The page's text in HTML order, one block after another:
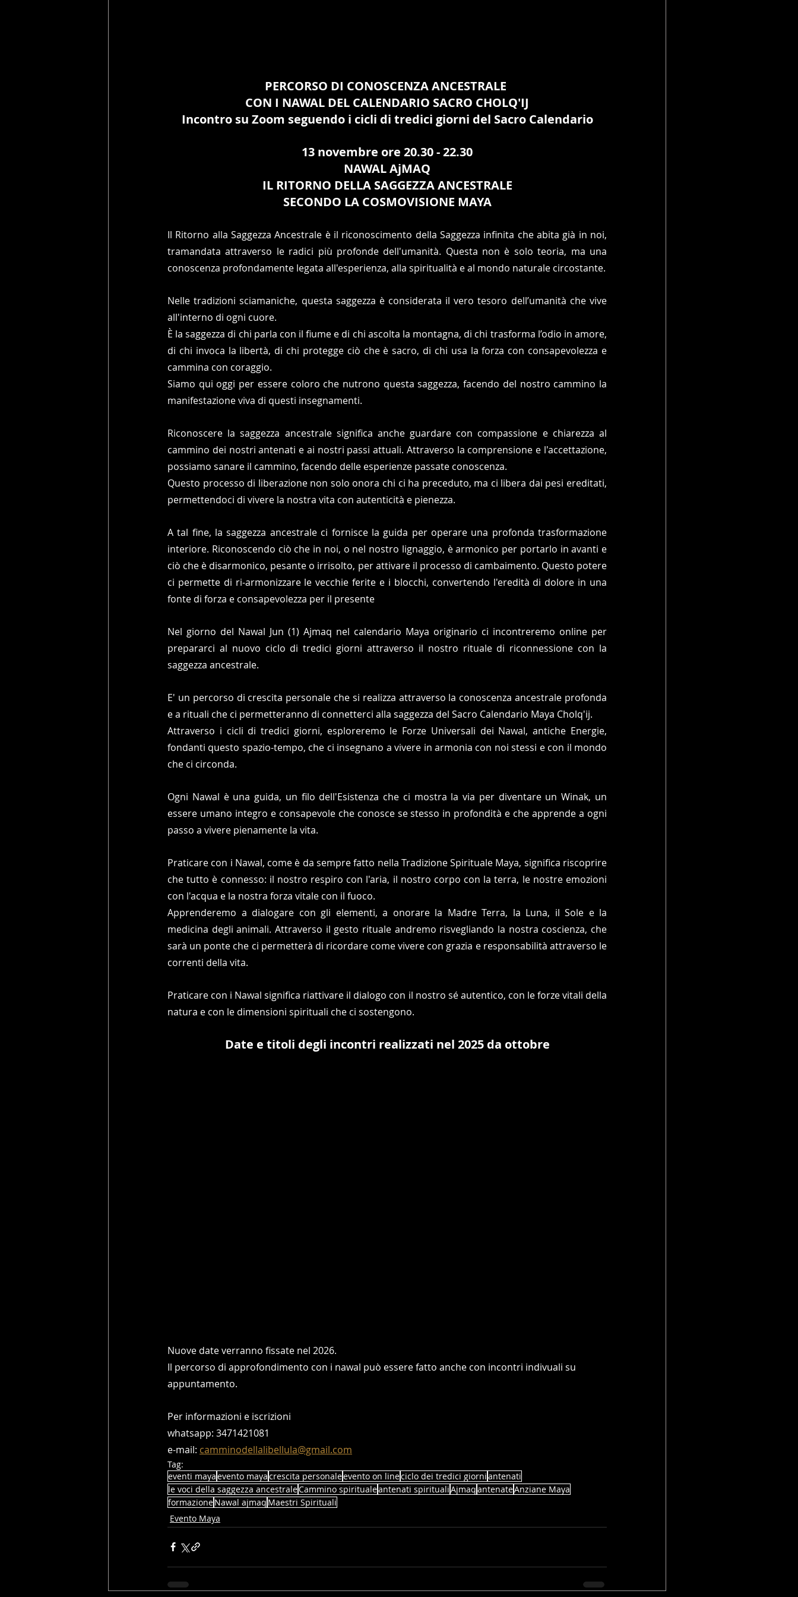
PERCORSO DI CONOSCENZA ANCESTRALE
CON I NAWAL DEL CALENDARIO SACRO CHOLQ'IJ
Incontro su Zoom seguendo i cicli di tredici giorni del Sacro Calendario
13 novembre ore 20.30 - 22.30
NAWAL AjMAQ
IL RITORNO DELLA SAGGEZZA ANCESTRALE
SECONDO LA COSMOVISIONE MAYA
Il Ritorno alla Saggezza Ancestrale è il riconoscimento della Saggezza infinita che abita già in noi,
tramandata attraverso le radici più profonde dell'umanità. Questa non è solo teoria, ma una
conoscenza profondamente legata all'esperienza, alla spiritualità e al mondo naturale circostante.
Nelle tradizioni sciamaniche, questa saggezza è considerata il vero tesoro dell’umanità che vive
all'interno di ogni cuore.
È la saggezza di chi parla con il fiume e di chi ascolta la montagna, di chi trasforma l’odio in amore,
di chi invoca la libertà, di chi protegge ciò che è sacro, di chi usa la forza con consapevolezza e
cammina con coraggio.
Siamo qui oggi per essere coloro che nutrono questa saggezza, facendo del nostro cammino la
manifestazione viva di questi insegnamenti.
Riconoscere la saggezza ancestrale significa anche guardare con compassione e chiarezza al
cammino dei nostri antenati e ai nostri passi attuali. Attraverso la comprensione e l'accettazione,
possiamo sanare il cammino, facendo delle esperienze passate conoscenza.
Questo processo di liberazione non solo onora chi ci ha preceduto, ma ci libera dai pesi ereditati,
permettendoci di vivere la nostra vita con autenticità e pienezza.
A tal fine, la saggezza ancestrale ci fornisce la guida per operare una profonda trasformazione
interiore. Riconoscendo ciò che in noi, o nel nostro lignaggio, è armonico per portarlo in avanti e
ciò che è disarmonico, pesante o irrisolto, per attivare il processo di cambaimento. Questo potere
ci permette di ri-armonizzare le vecchie ferite e i blocchi, convertendo l'eredità di dolore in una
fonte di forza e consapevolezza per il presente
Nel giorno del Nawal Jun (1) Ajmaq nel calendario Maya originario ci incontreremo online per
prepararci al nuovo ciclo di tredici giorni attraverso il nostro rituale di riconnessione con la
saggezza ancestrale.
E' un percorso di crescita personale che si realizza attraverso la conoscenza ancestrale profonda
e a rituali che ci permetteranno di connetterci alla saggezza del Sacro Calendario Maya Cholq'ij.
Attraverso i cicli di tredici giorni, esploreremo le Forze Universali dei Nawal, antiche Energie,
fondanti questo spazio-tempo, che ci insegnano a vivere in armonia con noi stessi e con il mondo
che ci circonda.
Ogni Nawal è una guida, un filo dell'Esistenza che ci mostra la via per diventare un Winak, un
essere umano integro e consapevole che conosce se stesso in profondità e che apprende a ogni
passo a vivere pienamente la vita.
Praticare con i Nawal, come è da sempre fatto nella Tradizione Spirituale Maya, significa riscoprire
che tutto è connesso: il nostro respiro con l'aria, il nostro corpo con la terra, le nostre emozioni
con l'acqua e la nostra forza vitale con il fuoco.
Apprenderemo a dialogare con gli elementi, a onorare la Madre Terra, la Luna, il Sole e la
medicina degli animali. Attraverso il gesto rituale andremo risvegliando la nostra coscienza, che
sarà un ponte che ci permetterà di ricordare come vivere con grazia e responsabilità attraverso le
correnti della vita.
Praticare con i Nawal significa riattivare il dialogo con il nostro sé autentico, con le forze vitali della
natura e con le dimensioni spirituali che ci sostengono.
Date e titoli degli incontri realizzati nel 2025 da ottobre
Nuove date verranno fissate nel 2026.
Il percorso di approfondimento con i nawal può essere fatto anche con incontri indivuali su
appuntamento.
Per informazioni e iscrizioni
whatsapp: 3471421081
e-mail: camminodellalibellula@gmail.com
Tag:
eventi mayaevento mayacrescita personaleevento on lineciclo dei tredici giorniantenati
le voci della saggezza ancestraleCammino spiritualeantenati spiritualiAjmaqantenateAnziane Maya
formazioneNawal ajmaq Maestri Spirituali
Evento Maya